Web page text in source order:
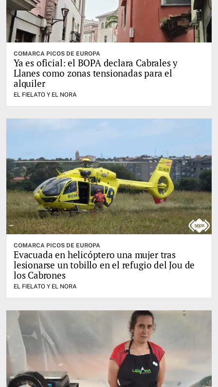
COMARCA PICOS DE EUROPA
Ya es oficial: el BOPA declara Cabrales y
Llanes como zonas tensionadas para el
alquiler
EL FIELATO Y EL NORA
COMARCA PICOS DE EUROPA
Evacuada en helicóptero una mujer tras
lesionarse un tobillo en el refugio del Jou de
los Cabrones
EL FIELATO Y EL NORA